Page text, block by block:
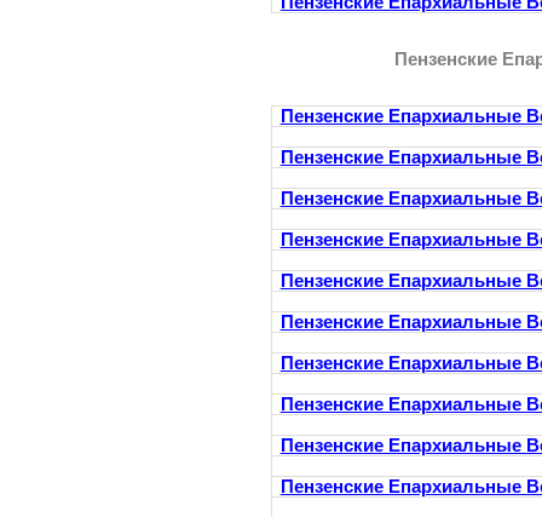
Пензенские
Пензенские Епархиальные
Пензенские Епархиальные
Пензенские Епархиальные
Пензенские Епархиальные
Пензенские Епархиальные
Пензенские Епархиальные
Пензенские Епархиальные
Пензенские Епархиальные
Пензенские Епархиальные
Пензенские Епархиальные